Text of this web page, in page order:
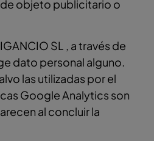
objeto publicitario o
SL , a través de
dato personal alguno.
las utilizadas por el
Google Analytics son
al concluir la